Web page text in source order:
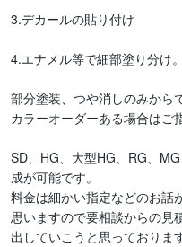
3.デカールの貼り付け
4.エナメル等で細部塗り分け。
部分塗装、つや消しのみから
カラーオーダーある場合はご
SD、HG、大型HG、RG、
成が可能です。
料金は細かい指定などのお話
思いますので要相談からの見
出していこうと思っておりま